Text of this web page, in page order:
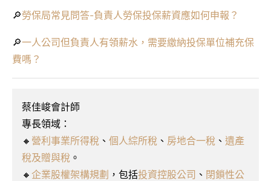
🔎勞保局常見問答-負責人勞保投保薪資應如何申報？
🔎一人公司但負責人有領薪水，需要繳納投保單位補充保
費嗎？
蔡佳峻會計師
專長領域：
🔸 營利事業所得稅 、 個人綜所稅 、 房地合一稅 、 遺產
稅及贈與稅 。
🔸 企業股權架構規劃 ，包括投資控股公司 、 閉鎖性公